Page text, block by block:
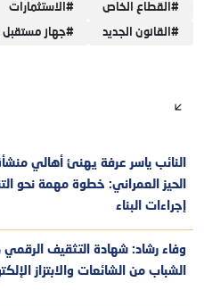
# القطاع الخاص # الاستثمارات
# القانون الجديد #جهاز مستقبل
النائب ياسر عرفة يهنئ أهالي
الحيز العمراني: خطوة مهمة نحو
إجراءات البناء
وفاء رشاد: شهادة التثقيف الرقمي
الشباب من الشائعات والابتزاز